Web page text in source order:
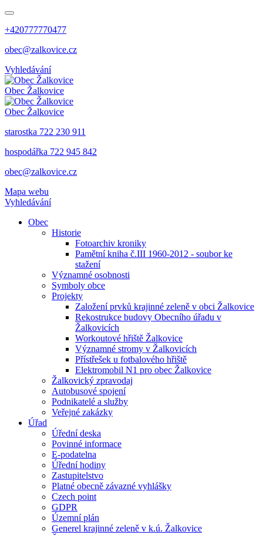
+420777770477
obec@zalkovice.cz
Vyhledávání
Obec Žalkovice
Obec Žalkovice
starostka 722 230 911
hospodářka 722 945 842
obec@zalkovice.cz
Mapa webu
Vyhledávání
Obec
Historie
Fotoarchiv kroniky
Pamětní kniha č.III 1960-2012 - soubor ke
stažení
Významné osobnosti
Symboly obce
Projekty
Založení prvků krajinné zeleně v obci Žalkovice
Rekostrukce budovy Obecního úřadu v
Žalkovicích
Workoutové hřiště Žalkovice
Významné stromy v Žalkovicích
Přístřešek u fotbalového hřiště
Elektromobil N1 pro obec Žalkovice
Žalkovický zpravodaj
Autobusové spojení
Podnikatelé a služby
Veřejné zakázky
Úřad
Úřední deska
Povinné informace
E-podatelna
Úřední hodiny
Zastupitelstvo
Platné obecně závazné vyhlášky
Czech point
GDPR
Územní plán
Generel krajinné zeleně v k.ú. Žalkovice